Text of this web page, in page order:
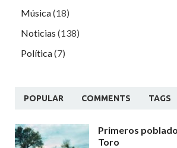
Música(18)
Noticias (138)
Política(7)
POPULAR COMMENTS TAGS
Primeros
Toro